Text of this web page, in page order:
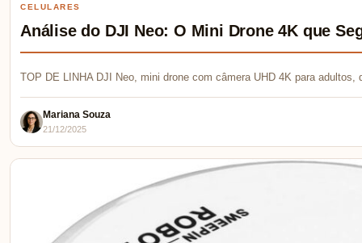
CELULARES
Análise do DJI Neo: O Mini Drone 4K que
TOP DE LINHA DJI Neo, mini drone com câmera UHD 4K para
Mariana Souza
21/12/2025